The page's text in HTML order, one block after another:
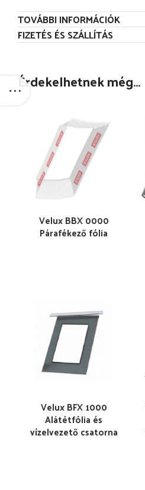
TOVÁBBI INFORMÁCIÓK
FIZETÉS ÉS SZÁLLÍTÁS
Érdekelhetnek még…
Velux BBX 0000
Párafékező fólia
Velux BFX 1000
Alátétfólia és
vízelvezető csatorna